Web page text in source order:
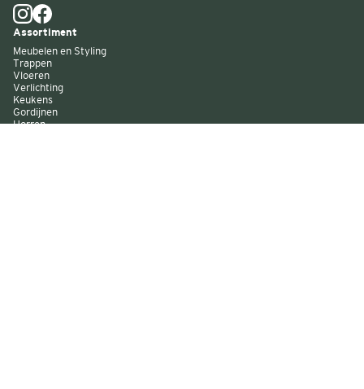
Assortiment
Meubelen en Styling
Trappen
Vloeren
Verlichting
Keukens
Gordijnen
Horren